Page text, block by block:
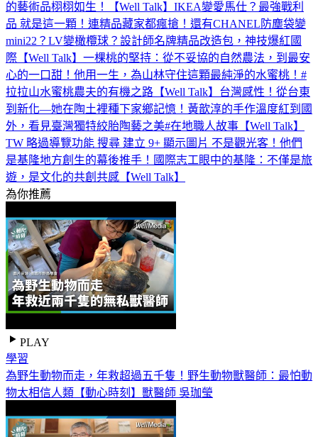
的藝術品栩栩如生！【Well Talk】 IKEA變愛馬仕？最強戰利
品 就是這一顆！連精品藏家都瘋搶！還有CHANEL防塵袋變
mini22？LV變橄欖球？設計師名牌精品改造包，神技爆紅國
際【Well Talk】 一棵桃的堅持：從不妥協的自然農法，到最安
心的一口甜！他用一生，為山林守住這顆最純淨的水蜜桃！#
拉拉山水蜜桃農夫的有機之路【Well Talk】 台灣感性！從台東
到新化—她在陶土裡種下家鄉記憶！黃歆淳的手作溫度紅到國
外，看見臺灣獨特絞胎陶藝之美#在地職人故事【Well Talk】
TW 略過導覽功能 搜尋 建立 9+ 顯示圖片 不是觀光客！他們
是基隆地方創生的幕後推手！國際志工眼中的基隆：不僅是旅
遊，是文化的共創共感【Well Talk】
為你推薦
PLAY
學習
為野生動物而走，年救超過五千隻！野生動物獸醫師：最怕動
物太相信人類【動心時刻】獸醫師 吳珈瑩